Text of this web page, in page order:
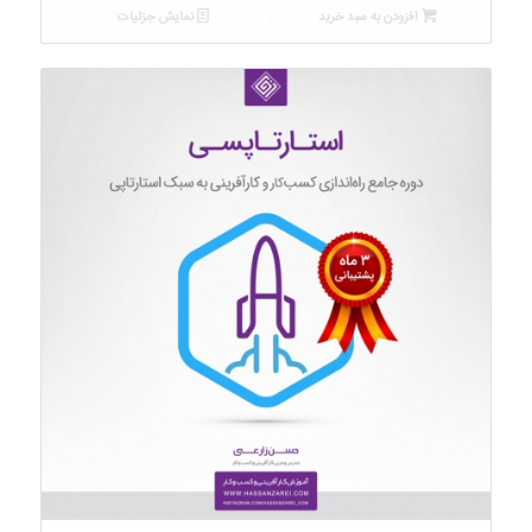
۵,۷۰۰,۰۰۰ تومان.
۴,۵۰۰,۰۰۰ تومان.
افزودن به سبد خرید نمایش جزئیات